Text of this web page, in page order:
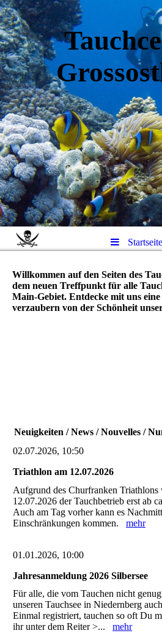
Grossos
Startseite
Willkommen auf den Seiten des
dem neuen Treffpunkt für alle
Main-Gebiet. Entdecke mit uns
verzaubern von der Schönheit
Neuigkeiten / News / Nouvelles /
02.07.2026, 10:50
Triathlon am 12.07.2026
Aufgrund des Churfranken Triathlons
12.07.2026 der Tauchbetrieb erst ab
Auch am Tag vorher kann es
Einschränkungen kommen. mehr
01.01.2026, 10:00
Jahresanmeldung 2026 Silbersee
Für alle, die vom Tauchen nicht
unseren Tauchsee in Niedernberg
Einmal registriert, tauchen so oft Du
ihr unter dem Reiter >... mehr